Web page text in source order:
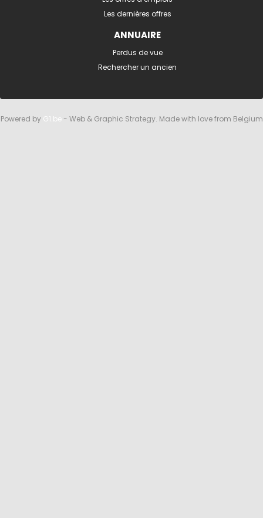
Les dernières offres
ANNUAIRE
Perdus de vue
Rechercher un ancien
Powered by G1.be- Web & Graphic Strategy. Made with love from Belgium